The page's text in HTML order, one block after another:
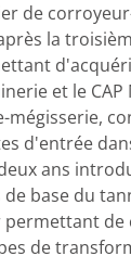
de
la
et le
mégisserie,
d'entrée
ans
base du
permettant de
de